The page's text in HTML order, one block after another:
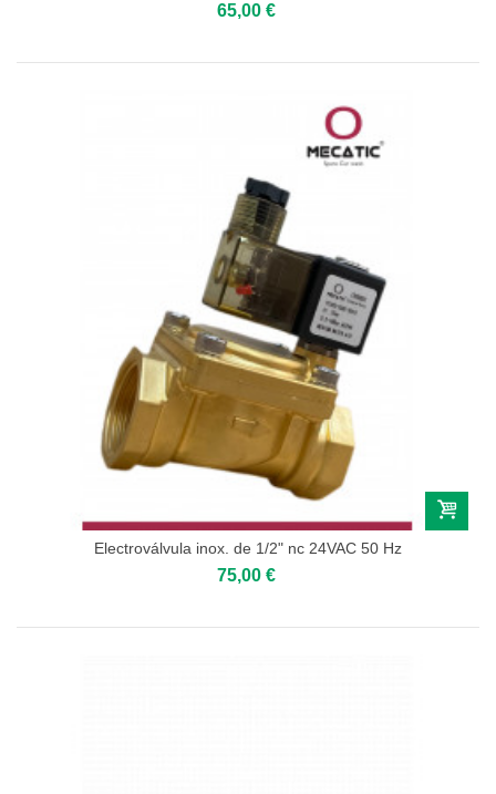
65,00 €
Electroválvula inox. de 1/2" nc 24VAC 50 Hz
75,00 €